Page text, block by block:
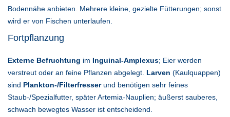
Bodennähe anbieten. Mehrere kleine, gezielte Fütterungen; sonst
wird er von Fischen unterlaufen.
Fortpflanzung
Externe Befruchtung im Inguinal-Amplexus; Eier werden
verstreut oder an feine Pflanzen abgelegt. Larven (Kaulquappen)
sind Plankton-/Filterfresserund benötigen sehr feines
Staub-/Spezialfutter, später Artemia-Nauplien; äußerst sauberes,
schwach bewegtes Wasser ist entscheidend.